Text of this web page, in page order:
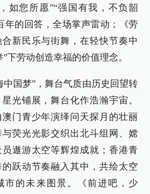
如您所愿”“强国有我，不负韶
年的回答，全场掌声雷动；《劳
新民乐与街舞，在轻快节奏中
下劳动创造幸福的价值理念。
中国梦”，舞台气质由历史回望转
光铺展，舞台化作浩瀚宇宙。
澳门青少年演绎问天探月的壮丽
荧光光影交织出北斗组网、嫦
遨游太空等辉煌成就；香港青
跃动节奏融入其中，共绘太空
市的未来图景。《前进吧，少